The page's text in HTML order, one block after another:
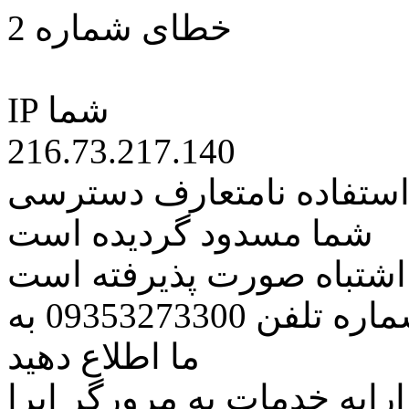
خطای شماره 2
IP شما
216.73.217.140
نامتعارف دسترسی
شما مسدود گردیده است
اشتباه صورت پذیرفته است
مراتب این مسئله را از طریق شماره تلفن 09353273300 به
ما اطلاع دهید
خدمات به مرورگر اپرا